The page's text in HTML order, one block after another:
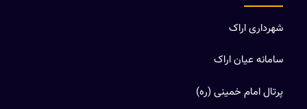
شهرداری اراک
سامانه عیان اراک
پرتال امام خمینی (ره)